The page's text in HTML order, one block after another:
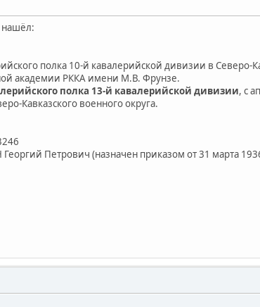
нашёл:
полка 10-й кавалерийской дивизии в Северо-
академии РККА имени М.В. Фрунзе.
полка 13-й кавалерийской дивизии, с
Кавказского военного округа.
Петрович (назначен приказом от 31 марта